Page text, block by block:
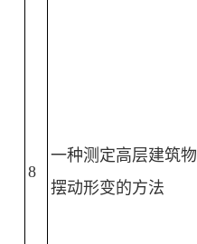
8
一种测定高层建筑物
摆动形变的方法